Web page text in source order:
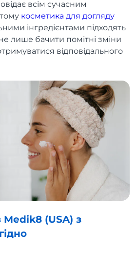
всім сучасним
косметика для догляду
інгредієнтами підходять
лише бачити помітні зміни
відповідального
(USA) з